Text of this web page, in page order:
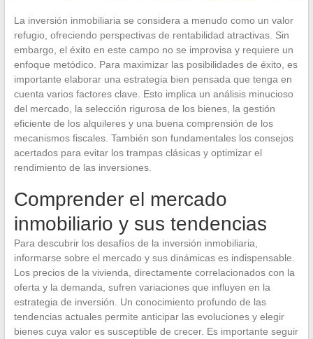
La inversión inmobiliaria se considera a menudo como un valor
refugio, ofreciendo perspectivas de rentabilidad atractivas. Sin
embargo, el éxito en este campo no se improvisa y requiere un
enfoque metódico. Para maximizar las posibilidades de éxito, es
importante elaborar una estrategia bien pensada que tenga en
cuenta varios factores clave. Esto implica un análisis minucioso
del mercado, la selección rigurosa de los bienes, la gestión
eficiente de los alquileres y una buena comprensión de los
mecanismos fiscales. También son fundamentales los consejos
acertados para evitar los trampas clásicas y optimizar el
rendimiento de las inversiones.
Comprender el mercado
inmobiliario y sus tendencias
Para descubrir los desafíos de la inversión inmobiliaria,
informarse sobre el mercado y sus dinámicas es indispensable.
Los precios de la vivienda, directamente correlacionados con la
oferta y la demanda, sufren variaciones que influyen en la
estrategia de inversión. Un conocimiento profundo de las
tendencias actuales permite anticipar las evoluciones y elegir
bienes cuya valor es susceptible de crecer. Es importante seguir